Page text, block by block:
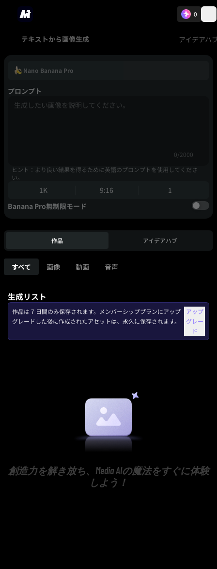
0
テキストから画像生成 アイデアハ
Nano Banana Pro
プロンプト
0/2000
ヒント：より良い結果を得るために英語のプロンプトを使用してくださ
い。
1K 9:16
1
Banana Pro無制限モード
作品 アイデアハブ
すべて 画像 動画 音声
生成リスト
作品は 7 日間のみ保存されます。メンバーシッププランにアップ
グレードした後に作成されたアセットは、永久に保存されます。
アップ
グレー
ド
創造力を解き放ち、Media AIの魔法をすぐに体験
しよう！